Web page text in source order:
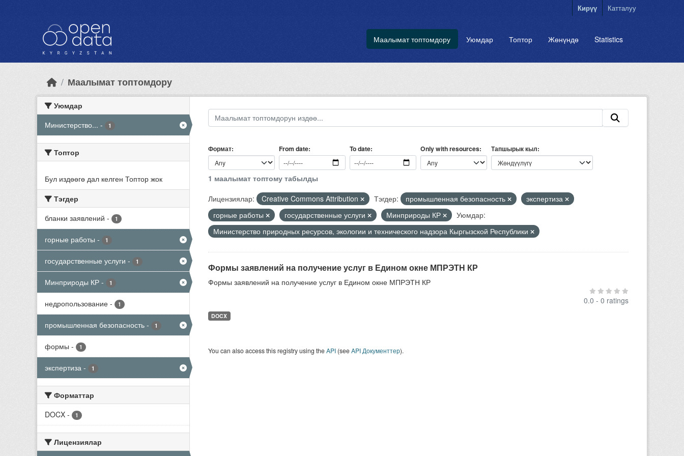
Кирүү Катталуу
Маалымат топтомдору Уюмдар Топтор Жөнүндө Statistics
Маалымат топтомдору
Уюмдар
Министерство... - 1
Топтор
Бул издөөгө дал келген Топтор жок
Тэгдер
бланки заявлений - 1
горные работы - 1
государственные услуги - 1
Минприроды КР - 1
недропользование - 1
промышленная безопасность - 1
формы - 1
экспертиза - 1
Форматтар
DOCX - 1
Лицензиялар
Формат From date To date Only with resources Тапшырык кыл
1 маалымат топтому табылды
Лицензиялар:
Creative Commons Attribution Тэгдер: промышленная безопасность
экспертиза
горные работы
государственные услуги Минприроды КР
Уюмдар:
Министерство природных ресурсов, экологии и технического надзора Кыргызской Республики
Формы заявлений на получение услуг в Едином окне МПРЭТН КР
Формы заявлений на получение услуг в Едином окне МПРЭТН КР
0.0 - 0 ratings
DOCX
You can also access this registry using theAPI(seeAPI Документтер).